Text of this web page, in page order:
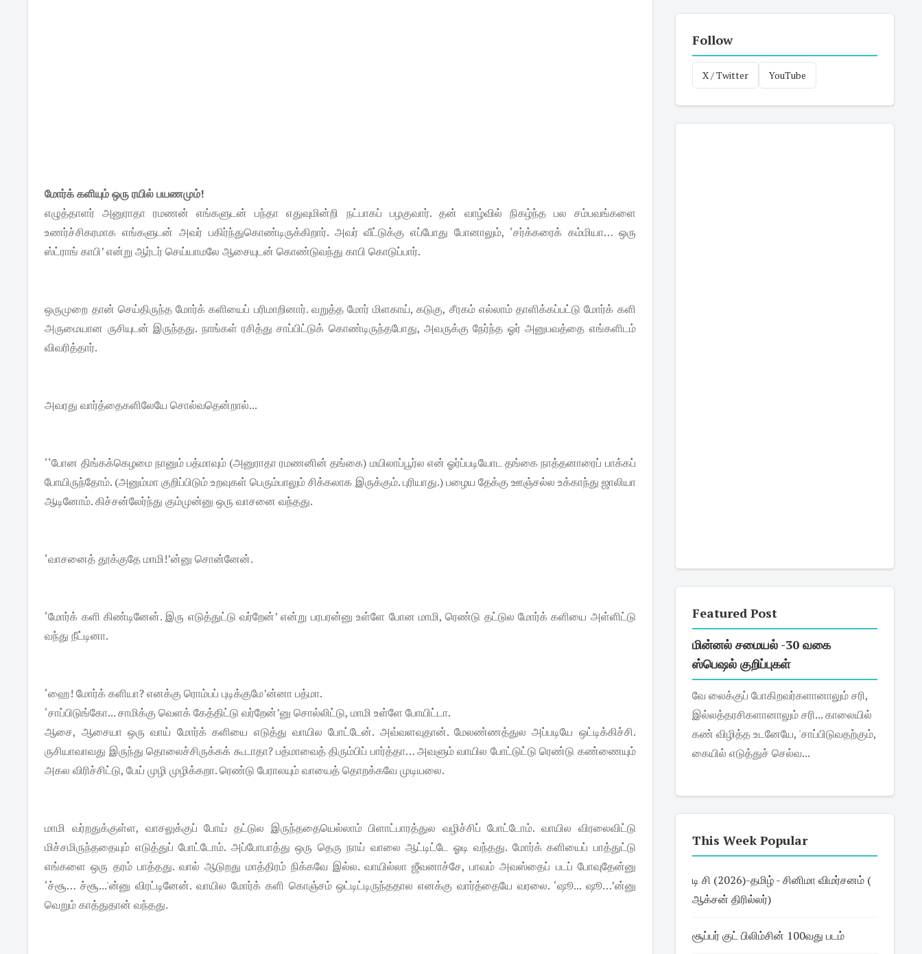
மோர்க் களியும் ஒரு ரயில் பயணமும்!
எழுத்தாளர் அனுராதா ரமணன் எங்களுடன் பந்தா எதுவுமின்றி நட்பாகப் பழகுவார். தன் வாழ்வில் நிகழ்ந்த பல சம்பவங்களை
உணர்ச்சிகரமாக எங்களுடன் அவர் பகிர்ந்துகொண்டிருக்கிறார். அவர் வீட்டுக்கு எப்போது போனாலும், ‘சர்க்கரைக் கம்மியா… ஒரு
ஸ்ட்ராங் காபி’ என்று ஆர்டர் செய்யாமலே ஆசையுடன் கொண்டுவந்து காபி கொடுப்பார்.
ஒருமுறை தான் செய்திருந்த மோர்க் களியைப் பரிமாறினார். வறுத்த மோர் மிளகாய், கடுகு, சீரகம் எல்லாம் தாளிக்கப்பட்டு மோர்க் களி
அருமையான ருசியுடன் இருந்தது. நாங்கள் ரசித்து சாப்பிட்டுக் கொண்டிருந்தபோது, அவருக்கு நேர்ந்த ஓர் அனுபவத்தை எங்களிடம்
விவரித்தார்.
அவரது வார்த்தைகளிலேயே சொல்வதென்றால்...
‘‘போன திங்கக்கெழமை நானும் பத்மாவும் (அனுராதா ரமணனின் தங்கை) மயிலாப்பூர்ல என் ஓர்ப்படியோட தங்கை நாத்தனாரைப் பாக்கப்
போயிருந்தோம். (அனும்மா குறிப்பிடும் உறவுகள் பெரும்பாலும் சிக்கலாக இருக்கும். புரியாது.) பழைய தேக்கு ஊஞ்சல்ல உக்காந்து ஜாலியா
ஆடினோம். கிச்சன்லேர்ந்து கும்முன்னு ஒரு வாசனை வந்தது.
‘வாசனைத் தூக்குதே மாமி!’ன்னு சொன்னேன்.
‘மோர்க் களி கிண்டினேன். இரு எடுத்துட்டு வர்றேன்’ என்று பரபரன்னு உள்ளே போன மாமி, ரெண்டு தட்டுல மோர்க் களியை அள்ளிட்டு
வந்து நீட்டினா.
‘ஹை! மோர்க் களியா? எனக்கு ரொம்பப் புடிக்குமே’ன்னா பத்மா.
‘சாப்பிடுங்கோ... சாமிக்கு வெளக் கேத்திட்டு வர்றேன்’னு சொல்லிட்டு, மாமி உள்ளே போயிட்டா.
ஆசை, ஆசையா ஒரு வாய் மோர்க் களியை எடுத்து வாயில போட்டேன். அவ்வளவுதான். மேலண்ணத்துல அப்படியே ஒட்டிக்கிச்சி.
ருசியாவாவது இருந்து தொலைச்சிருக்கக் கூடாதா? பத்மாவைத் திரும்பிப் பார்த்தா… அவளும் வாயில போட்டுட்டு ரெண்டு கண்ணையும்
அகல விரிச்சிட்டு, பேய் முழி முழிக்கறா. ரெண்டு பேராலயும் வாயைத் தொறக்கவே முடியலை.
மாமி வர்றதுக்குள்ள, வாசலுக்குப் போய் தட்டுல இருந்ததையெல்லாம் பிளாட்பாரத்துல வழிச்சிப் போட்டோம். வாயில விரலைவிட்டு
மிச்சமிருந்ததையும் எடுத்துப் போட்டோம். அப்போபாத்து ஒரு தெரு நாய் வாலை ஆட்டிட்டே ஓடி வந்தது. மோர்க் களியைப் பாத்துட்டு
எங்களை ஒரு தரம் பாத்தது. வால் ஆடுறது மாத்திரம் நிக்கவே இல்ல. வாயில்லா ஜீவனாச்சே, பாவம் அவஸ்தைப் படப் போவுதேன்னு
‘ச்சூ… ச்சூ...'ன்னு விரட்டினேன். வாயில மோர்க் களி கொஞ்சம் ஒட்டிட்டிருந்ததால எனக்கு வார்த்தையே வரலை. ‘ஷூ... ஷூ…’ன்னு
வெறும் காத்துதான் வந்தது.
Follow
X / Twitter YouTube
Featured Post
மின்னல் சமையல் -30 வகை
ஸ்பெஷல் குறிப்புகள்
வே லைக்குப் போகிறவர்களானாலும் சரி,
இல்லத்தரசிகளானாலும் சரி... காலையில்
கண் விழித்த உடனேயே, 'சாப்பிடுவதற்கும்,
கையில் எடுத்துச் செல்வ...
This Week Popular
டி சி (2026)-தமிழ் - சினிமா விமர்சனம் (
ஆக்சன் திரில்லர்)
சூப்பர் குட் பிலிம்சின் 100வது படம்